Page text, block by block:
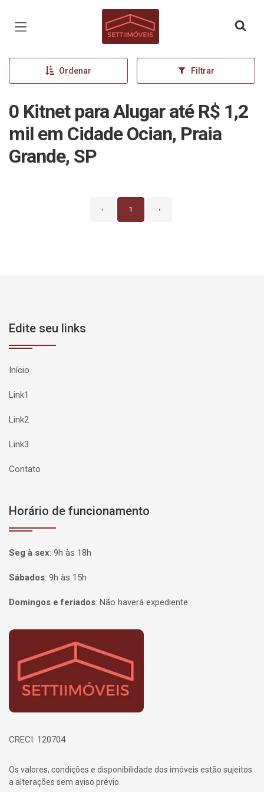
Página inicial
Ordenar Filtrar
0 Kitnet para Alugar até R$ 1,2
mil em Cidade Ocian, Praia
Grande, SP
‹ 1 ›
Edite seu links
Início
Link1
Link2
Link3
Contato
Horário de funcionamento
Seg à sex: 9h às 18h
Sábados: 9h às 15h
Domingos e feriados: Não haverá expediente
Página inicial
CRECI: 120704
Os valores, condições e disponibilidade dos imóveis estão sujeitos
a alterações sem aviso prévio.